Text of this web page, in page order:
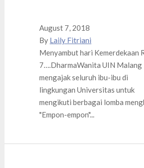
August 7, 2018
By Laily Fitriani
Menyambut hari Kemerdekaan
7….DharmaWanita UIN Malang
mengajak seluruh ibu-ibu di
lingkungan Universitas untuk
mengikuti berbagai lomba
"Empon-empon"...